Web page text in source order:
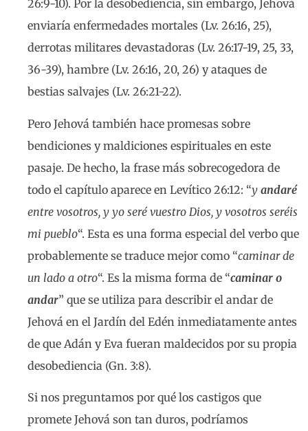
26:9-10). Por la desobediencia, sin embargo, Jehová
enviaría enfermedades mortales (Lv. 26:16, 25),
derrotas militares devastadoras (Lv. 26:17-19, 25, 33,
36-39), hambre (Lv. 26:16, 20, 26) y ataques de
bestias salvajes (Lv. 26:21-22).
Pero Jehová también hace promesas sobre
bendiciones y maldiciones espirituales en este
pasaje. De hecho, la frase más sobrecogedora de
todo el capítulo aparece en Levítico 26:12: “y andaré
entre vosotros, y yo seré vuestro Dios, y vosotros seréis
mi pueblo“. Esta es una forma especial del verbo que
probablemente se traduce mejor como “caminar de
un lado a otro“. Es la misma forma de “caminar o
andar” que se utiliza para describir el andar de
Jehová en el Jardín del Edén inmediatamente antes
de que Adán y Eva fueran maldecidos por su propia
desobediencia (Gn. 3:8).
Si nos preguntamos por qué los castigos que
promete Jehová son tan duros, podríamos